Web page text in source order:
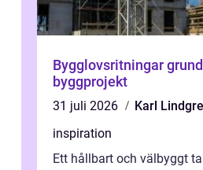
Bygglovsritningar grunden för ett tryggt
byggprojekt
31 juli 2026
Karl
inspiration
Ett hållbart och välbyggt